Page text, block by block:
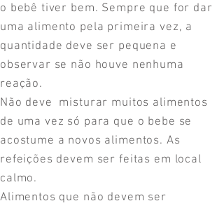
o bebê tiver bem. Sempre que for dar
uma alimento pela primeira vez, a
quantidade deve ser pequena e
observar se não houve nenhuma
reação.
Não deve misturar muitos alimentos
de uma vez só para que o bebe se
acostume a novos alimentos. As
refeições devem ser feitas em local
calmo.
Alimentos que não devem ser